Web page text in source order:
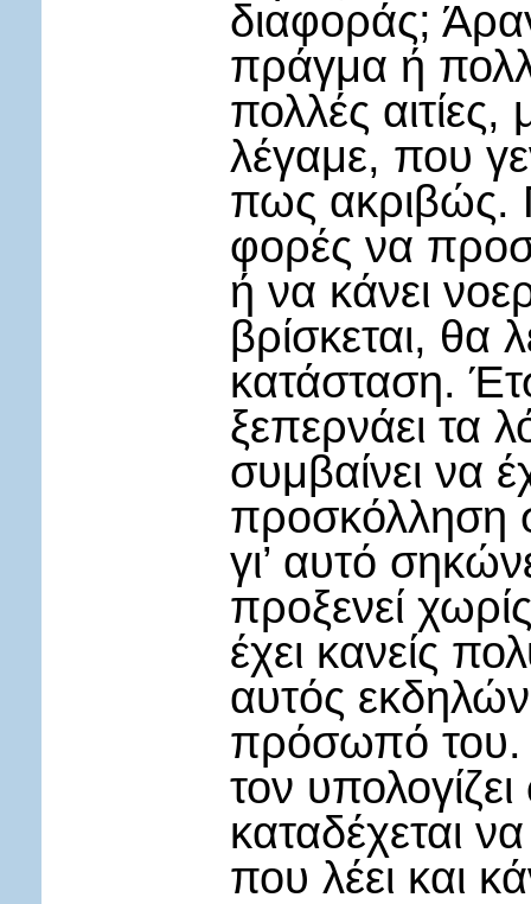
διαφοράς;
πράγμα ή
πολλές
λέγαμε, που
πως ακριβώς.
φορές να
ή να κάνει
βρίσκεται, θα
κατάσταση.
ξεπερνάει τα
συμβαίνει να
προσκόλληση
γι’ αυτό
προξενεί
έχει κανείς
αυτός
πρόσωπό του.
τον
καταδέχεται να
που λέει και